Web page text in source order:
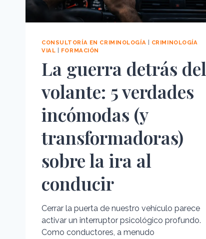
CONSULTORÍA EN CRIMINOLOGÍA | CRIMINOLOGÍA
VIAL | FORMACIÓN
La guerra detrás del
volante: 5 verdades
incómodas (y
transformadoras)
sobre la ira al
conducir
Cerrar la puerta de nuestro vehículo parece
activar un interruptor psicológico profundo.
Como conductores, a menudo